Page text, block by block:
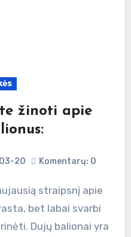
žinoti apie
20 Komentarų: 0
bet labai svarbi
Dujų balionai yra